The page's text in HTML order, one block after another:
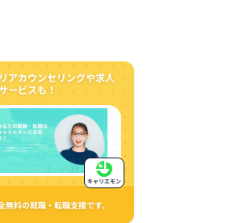
アカウンセリングや求人
ービスも！
無料の就職・転職支援です。
キャリエモン